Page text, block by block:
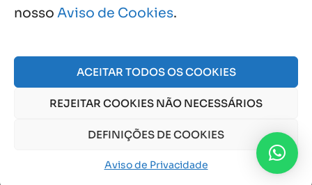
nosso Aviso de Cookies.
ACEITAR TODOS OS COOKIES
REJEITAR COOKIES NÃO NECESSÁRIOS
DEFINIÇÕES DE COOKIES
Aviso de Privacidade
Agosto, 2026
da Esperança. CNPJ: 48555775000150 | Aviso de Cookies
eAviso de Privacidade